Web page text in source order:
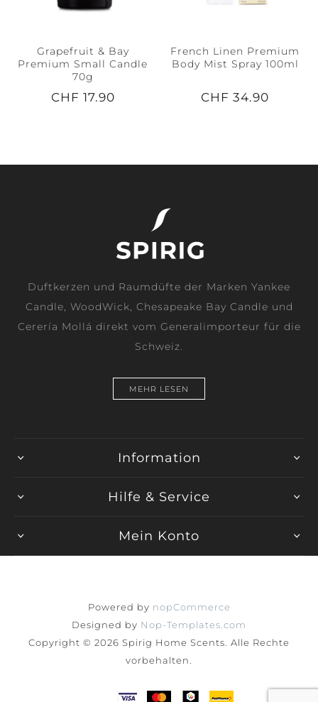
Grapefruit & Bay
Premium Small Candle
70g
CHF 17.90
French Linen Premium
Body Mist Spray 100ml
CHF 34.90
Duftkerzen und Raumdüfte der Marken Yankee
Candle, WoodWick, Chesapeake Bay Candle und
Cerería Mollá direkt vom Generalimporteur für die
Schweiz.
MEHR LESEN
Information
Hilfe & Service
Mein Konto
Powered by nopCommerce
Designed by Nop-Templates.com
Copyright © 2026 Spirig Home Scents. Alle Rechte
vorbehalten.